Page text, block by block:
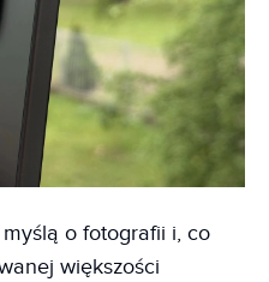
o fotografii i, co
większości